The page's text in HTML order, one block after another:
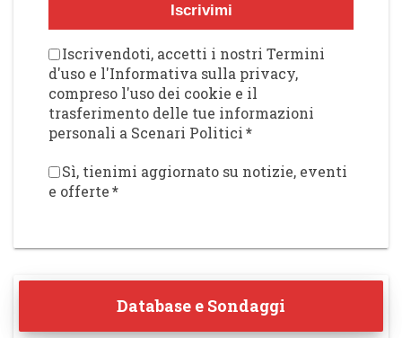
Iscrivimi
Iscrivendoti, accetti i nostri Termini
d'uso e l'Informativa sulla privacy,
compreso l'uso dei cookie e il
trasferimento delle tue informazioni
personali a Scenari Politici*
Sì, tienimi aggiornato su notizie, eventi
e offerte*
Database e Sondaggi